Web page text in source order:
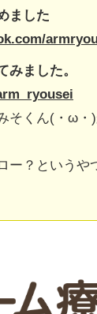
ました
みました。
そくん(・ω・
ー？というや